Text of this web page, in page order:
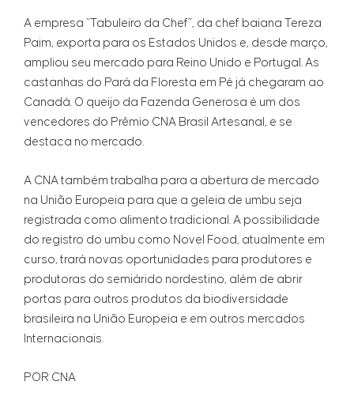
A empresa “Tabuleiro da Chef”, da chef baiana Tereza
Paim, exporta para os Estados Unidos e, desde março,
ampliou seu mercado para Reino Unido e Portugal. As
castanhas do Pará da Floresta em Pé já chegaram ao
Canadá. O queijo da Fazenda Generosa é um dos
vencedores do Prêmio CNA Brasil Artesanal, e se
destaca no mercado.
A CNA também trabalha para a abertura de mercado
na União Europeia para que a geleia de umbu seja
registrada como alimento tradicional. A possibilidade
do registro do umbu como Novel Food, atualmente em
curso, trará novas oportunidades para produtores e
produtoras do semiárido nordestino, além de abrir
portas para outros produtos da biodiversidade
brasileira na União Europeia e em outros mercados
Internacionais.
POR CNA